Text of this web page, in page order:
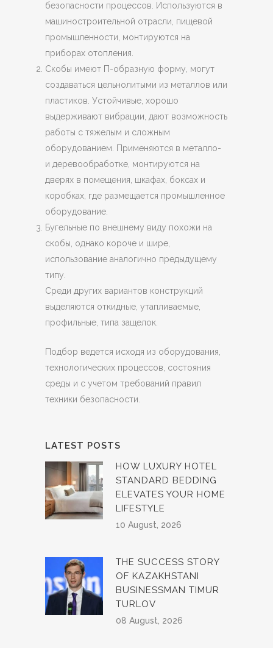
безопасности процессов. Используются в
машиностроительной отрасли, пищевой
промышленности, монтируются на
приборах отопления.
Скобы имеют П-образную форму, могут
создаваться цельнолитыми из металлов или
пластиков. Устойчивые, хорошо
выдерживают вибрации, дают возможность
работы с тяжелым и сложным
оборудованием. Применяются в металло-
и деревообработке, монтируются на
дверях в помещения, шкафах, боксах и
коробках, где размещается промышленное
оборудование.
Бугельные по внешнему виду похожи на
скобы, однако короче и шире,
использование аналогично предыдущему
типу.
Среди других вариантов конструкций
выделяются откидные, утапливаемые,
профильные, типа защелок.
Подбор ведется исходя из оборудования,
технологических процессов, состояния
среды и с учетом требований правил
техники безопасности.
LATEST POSTS
HOW LUXURY HOTEL
STANDARD BEDDING
ELEVATES YOUR HOME
LIFESTYLE
10 August, 2026
THE SUCCESS STORY
OF KAZAKHSTANI
BUSINESSMAN TIMUR
TURLOV
08 August, 2026